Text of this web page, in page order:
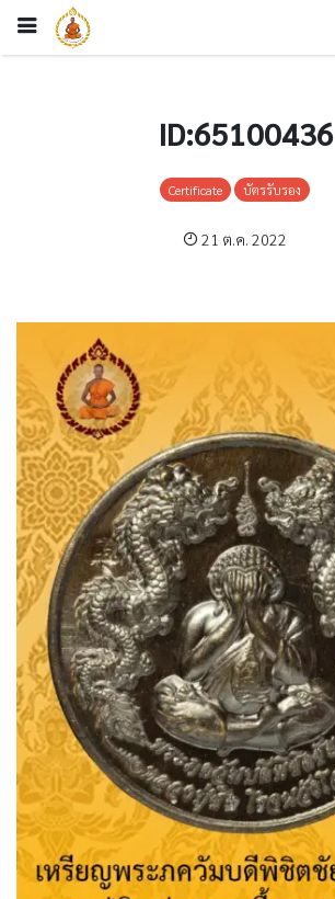
ID:65100436
Certificate บัตรรับรอง
21 ต.ค. 2022